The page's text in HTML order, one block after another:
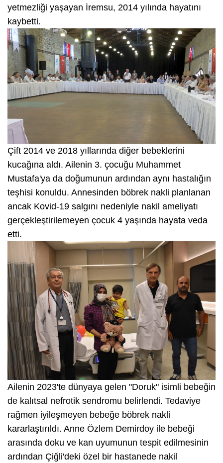
yetmezliği yaşayan İremsu, 2014 yılında hayatını
kaybetti.
Çift 2014 ve 2018 yıllarında diğer bebeklerini
kucağına aldı. Ailenin 3. çocuğu Muhammet
Mustafa'ya da doğumunun ardından aynı hastalığın
teşhisi konuldu. Annesinden böbrek nakli planlanan
ancak Kovid-19 salgını nedeniyle nakil ameliyatı
gerçekleştirilemeyen çocuk 4 yaşında hayata veda
etti.
Ailenin 2023'te dünyaya gelen "Doruk" isimli bebeğin
de kalıtsal nefrotik sendromu belirlendi. Tedaviye
rağmen iyileşmeyen bebeğe böbrek nakli
kararlaştırıldı. Anne Özlem Demirdoy ile bebeği
arasında doku ve kan uyumunun tespit edilmesinin
ardından Çiğli'deki özel bir hastanede nakil